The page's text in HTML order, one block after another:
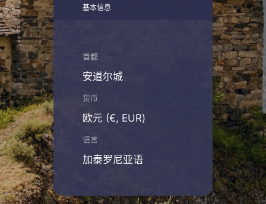
基本信息
首都
安道尔城
货币
欧元 (€, EUR)
语言
加泰罗尼亚语